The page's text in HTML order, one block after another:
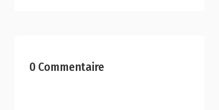
0 Commentaire